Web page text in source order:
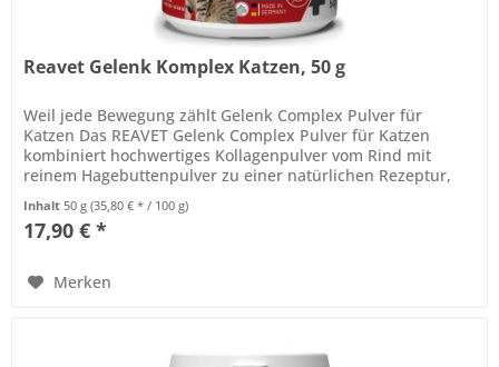
Reavet Gelenk Komplex Katzen, 50 g
Weil jede Bewegung zählt Gelenk Complex Pulver für
Katzen Das REAVET Gelenk Complex Pulver für Katzen
kombiniert hochwertiges Kollagenpulver vom Rind mit
reinem Hagebuttenpulver zu einer natürlichen Rezeptur,
Inhalt 50 g(35,80 € * / 100 g)
17,90 € *
Merken